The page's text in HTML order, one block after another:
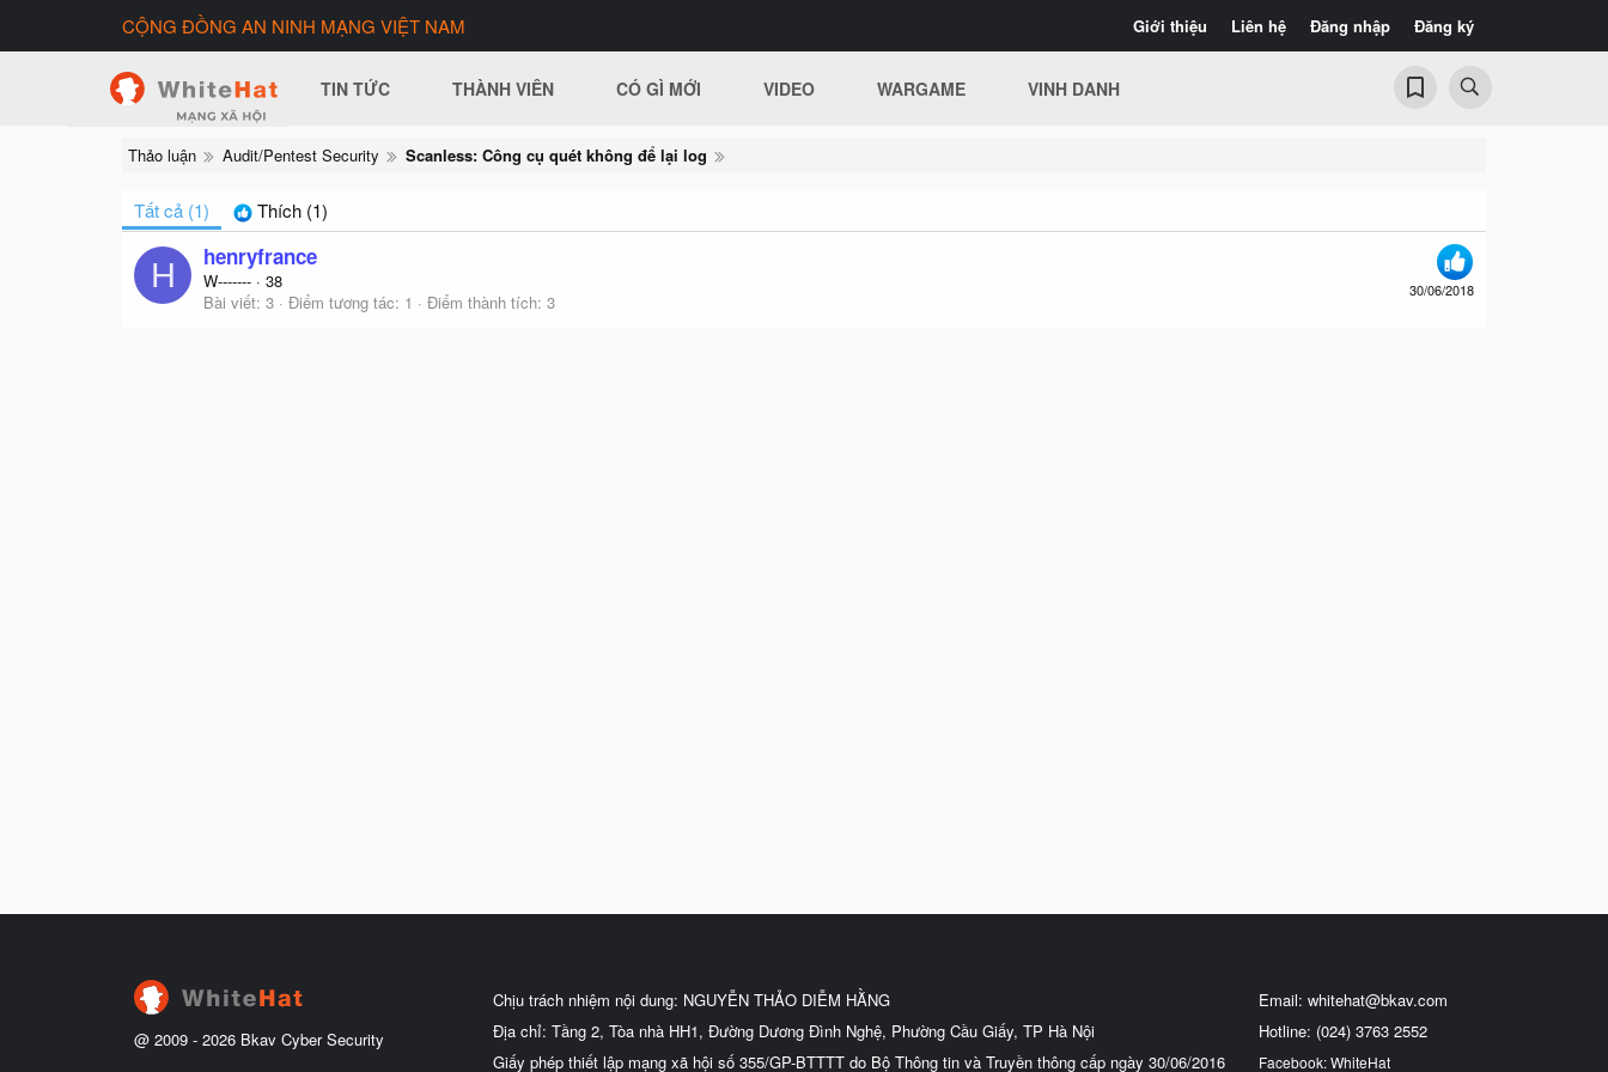
Giới thiệu Liên hệ Đăng nhập Đăng ký
CỘNG ĐỒNG AN NINH MẠNG VIỆT NAM
TIN TỨC THÀNH VIÊN CÓ GÌ MỚI VIDEO WARGAME VINH DANH
Thảo luận Audit/Pentest Security Scanless: Công cụ quét không để lại log
Tất cả (1) Thích (1)
H 30/06/2018
henryfrance
W------- · 38
Bài viết 3 Điểm tương tác 1 Điểm thành tích 3
@ 2009 - 2026 Bkav Cyber Security
Chịu trách nhiệm nội dung: NGUYỄN THẢO DIỄM HẰNG
Địa chỉ: Tầng 2, Tòa nhà HH1, Đường Dương Đình Nghệ, Phường Cầu Giấy, TP Hà Nội
Giấy phép thiết lập mạng xã hội số 355/GP-BTTTT do Bộ Thông tin và Truyền thông cấp ngày 30/06/2016
Email: whitehat@bkav.com
Hotline: (024) 3763 2552
Facebook: WhiteHat